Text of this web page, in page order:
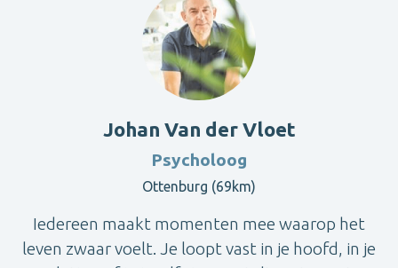
Johan Van der Vloet
Psycholoog
Ottenburg (69km)
Iedereen maakt momenten mee waarop het
leven zwaar voelt. Je loopt vast in je hoofd, in je